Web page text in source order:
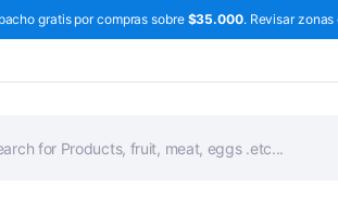
gratis por compras sobre$35.000. Revisar